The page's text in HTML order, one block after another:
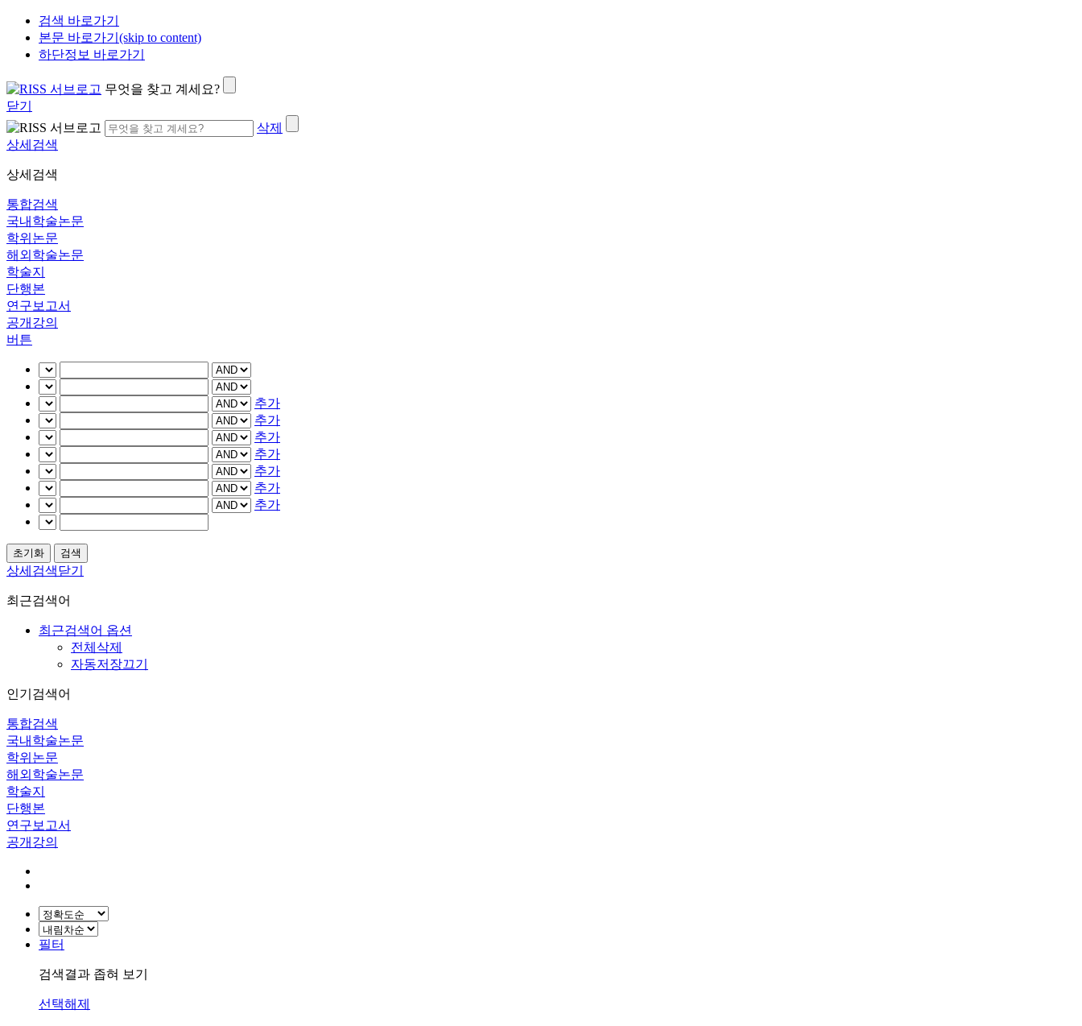
검색 바로가기
본문 바로가기(skip to content)
하단정보 바로가기
무엇을 찾고 계세요?
닫기
삭제
상세검색
상세검색
통합검색
국내학술논문
학위논문
해외학술논문
학술지
단행본
연구보고서
공개강의
버튼
추가
추가
추가
추가
추가
추가
추가
상세검색닫기
최근검색어
최근검색어 옵션
전체삭제
자동저장끄기
인기검색어
통합검색
국내학술논문
학위논문
해외학술논문
학술지
단행본
연구보고서
공개강의
필터
검색결과 좁혀 보기
선택해제